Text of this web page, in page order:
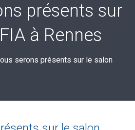
présents sur
à Rennes
serons présents sur le salon